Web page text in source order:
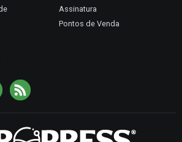
Assinatura
Pontos de Venda